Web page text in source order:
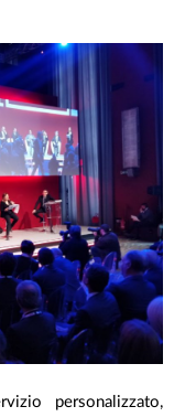
personalizzato,